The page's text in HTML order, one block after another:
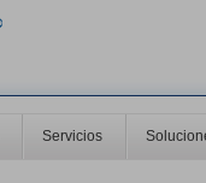
Servicios